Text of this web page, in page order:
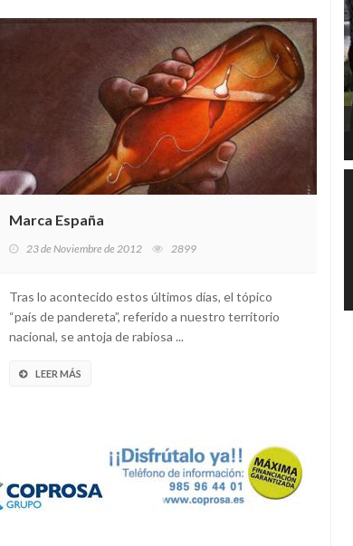
Marca España
23 de Noviembre de 2012 2899
Tras lo acontecido estos últimos días, el tópico
“país de pandereta”, referido a nuestro territorio
nacional, se antoja de rabiosa ...
LEER MÁS